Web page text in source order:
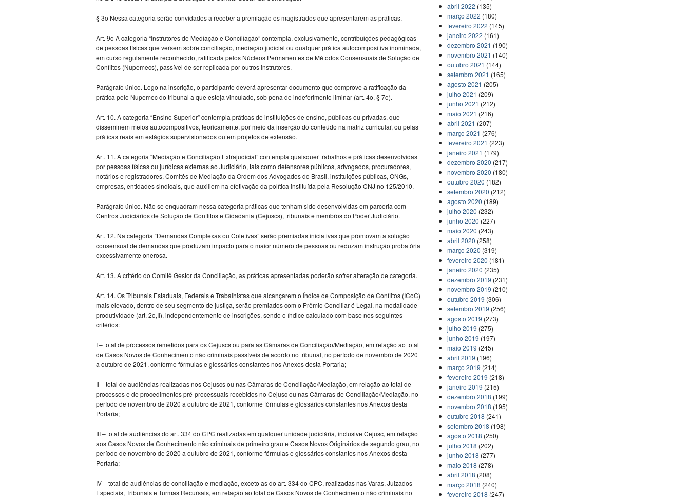
§ 3o Nessa categoria serão convidados a receber a premiação os magistrados que apresentarem as práticas.
Art. 9o A categoria “Instrutores de Mediação e Conciliação” contempla, exclusivamente, contribuições pedagógicas
de pessoas físicas que versem sobre conciliação, mediação judicial ou qualquer prática autocompositiva inominada,
em curso regulamente reconhecido, ratificada pelos Núcleos Permanentes de Métodos Consensuais de Solução de
Conflitos (Nupemecs), passível de ser replicada por outros instrutores.
Parágrafo único. Logo na inscrição, o participante deverá apresentar documento que comprove a ratificação da
prática pelo Nupemec do tribunal a que esteja vinculado, sob pena de indeferimento liminar (art. 4o, § 7o).
Art. 10. A categoria “Ensino Superior” contempla práticas de instituições de ensino, públicas ou privadas, que
disseminem meios autocompositivos, teoricamente, por meio da inserção do conteúdo na matriz curricular, ou pelas
práticas reais em estágios supervisionados ou em projetos de extensão.
Art. 11. A categoria “Mediação e Conciliação Extrajudicial” contempla quaisquer trabalhos e práticas desenvolvidas
por pessoas físicas ou jurídicas externas ao Judiciário, tais como defensores públicos, advogados, procuradores,
notários e registradores, Comitês de Mediação da Ordem dos Advogados do Brasil, instituições públicas, ONGs,
empresas, entidades sindicais, que auxiliem na efetivação da política instituída pela Resolução CNJ no 125/2010.
Parágrafo único. Não se enquadram nessa categoria práticas que tenham sido desenvolvidas em parceria com
Centros Judiciários de Solução de Conflitos e Cidadania (Cejuscs), tribunais e membros do Poder Judiciário.
Art. 12. Na categoria “Demandas Complexas ou Coletivas” serão premiadas iniciativas que promovam a solução
consensual de demandas que produzam impacto para o maior número de pessoas ou reduzam instrução probatória
excessivamente onerosa.
Art. 13. A critério do Comitê Gestor da Conciliação, as práticas apresentadas poderão sofrer alteração de categoria.
Art. 14. Os Tribunais Estaduais, Federais e Trabalhistas que alcançarem o Índice de Composição de Conflitos (ICoC)
mais elevado, dentro de seu segmento de justiça, serão premiados com o Prêmio Conciliar é Legal, na modalidade
produtividade (art. 2o,II), independentemente de inscrições, sendo o índice calculado com base nos seguintes
critérios:
I – total de processos remetidos para os Cejuscs ou para as Câmaras de Conciliação/Mediação, em relação ao total
de Casos Novos de Conhecimento não criminais passíveis de acordo no tribunal, no período de novembro de 2020
a outubro de 2021, conforme fórmulas e glossários constantes nos Anexos desta Portaria;
II – total de audiências realizadas nos Cejuscs ou nas Câmaras de Conciliação/Mediação, em relação ao total de
processos e de procedimentos pré-processuais recebidos no Cejusc ou nas Câmaras de Conciliação/Mediação, no
período de novembro de 2020 a outubro de 2021, conforme fórmulas e glossários constantes nos Anexos desta
Portaria;
III – total de audiências do art. 334 do CPC realizadas em qualquer unidade judiciária, inclusive Cejusc, em relação
aos Casos Novos de Conhecimento não criminais de primeiro grau e Casos Novos Originários de segundo grau, no
período de novembro de 2020 a outubro de 2021, conforme fórmulas e glossários constantes nos Anexos desta
Portaria;
IV – total de audiências de conciliação e mediação, exceto as do art. 334 do CPC, realizadas nas Varas, Juizados
Especiais, Tribunais e Turmas Recursais, em relação ao total de Casos Novos de Conhecimento não criminais no
abril 2022 (135)
março 2022 (180)
fevereiro 2022 (145)
janeiro 2022 (161)
dezembro 2021 (190)
novembro 2021 (140)
outubro 2021 (144)
setembro 2021 (165)
agosto 2021 (205)
julho 2021 (209)
junho 2021 (212)
maio 2021 (216)
abril 2021 (207)
março 2021 (276)
fevereiro 2021 (223)
janeiro 2021 (179)
dezembro 2020 (217)
novembro 2020 (180)
outubro 2020 (182)
setembro 2020 (212)
agosto 2020 (189)
julho 2020 (232)
junho 2020 (227)
maio 2020 (243)
abril 2020 (258)
março 2020 (319)
fevereiro 2020 (181)
janeiro 2020 (235)
dezembro 2019 (231)
novembro 2019 (210)
outubro 2019 (306)
setembro 2019 (256)
agosto 2019 (273)
julho 2019 (275)
junho 2019 (197)
maio 2019 (245)
abril 2019 (196)
março 2019 (214)
fevereiro 2019 (218)
janeiro 2019 (215)
dezembro 2018 (199)
novembro 2018 (195)
outubro 2018 (241)
setembro 2018 (198)
agosto 2018 (250)
julho 2018 (202)
junho 2018 (277)
maio 2018 (278)
abril 2018 (208)
março 2018 (240)
fevereiro 2018 (247)